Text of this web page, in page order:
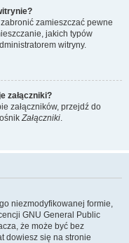
zamieszczać pewne
jakich typów
witryny.
załączniki?
załączników, przejdź do
Załączniki.
niezmodyfikowanej formie,
GNU General Public
że może być bez
dowiesz się na stronie